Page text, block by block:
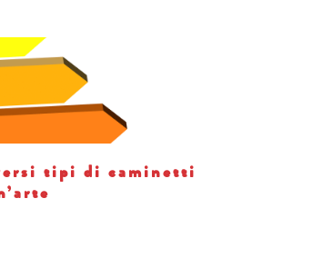
tipi di caminetti